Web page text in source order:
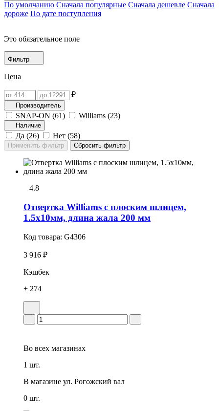
По умолчанию Сначала популярные Сначала дешевле Сначала
дороже По дате поступления
Это обязательное поле
Фильтр
Цена
₽
Производитель
SNAP-ON (61) Williams (23)
Наличие
Да (26) Нет (58)
4.8
Отвертка Williams с плоским шлицем,
1.5х10мм, длина жала 200 мм
Код товара: G4306
3 916 ₽
Кэшбек
+ 274
Во всех магазинах
1 шт.
В магазине ул. Рогожский вал
0 шт.